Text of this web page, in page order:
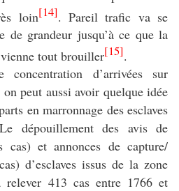
loin[14]. Pareil trafic va se
de grandeur jusqu’à ce que la
tout brouiller[15].
d’arrivées sur
on peut aussi avoir quelque idée
en marronnage des esclaves
dépouillement des avis de
cas) et annonces de capture/
d’esclaves issus de la zone
413 cas entre 1766 et